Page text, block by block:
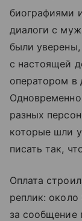
биографиями
диалоги с
были
с настоящей
оператором в
разных
которые шли
писать так,
Оплата
реплик:
за сообщение